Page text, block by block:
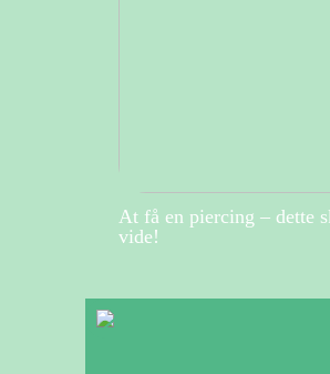
At få en piercing – dette
vide!